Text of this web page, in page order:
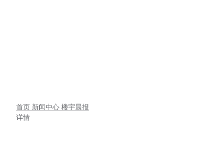
首页 新闻中心 楼宇晨报
详情